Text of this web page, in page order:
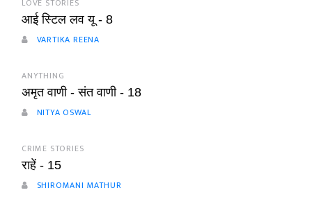
LOVE STORIES
आई स्टिल लव यू - 8
VARTIKA REENA
ANYTHING
अमृत वाणी - संत वाणी - 18
NITYA OSWAL
CRIME STORIES
राहें - 15
SHIROMANI MATHUR